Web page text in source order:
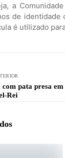
a
de identidade
é utilizado
pata presa
Rei